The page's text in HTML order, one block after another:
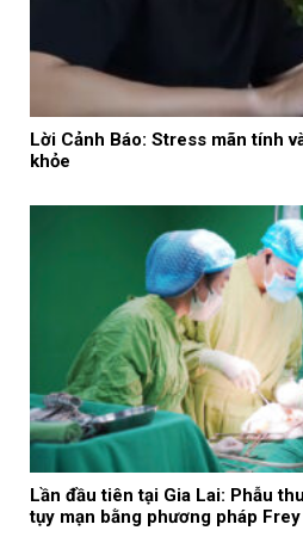
Lời Cảnh Báo: Stress mãn tính
khỏe
Lần đầu tiên tại Gia Lai: Phẫu
tụy mạn bằng phương pháp Frey